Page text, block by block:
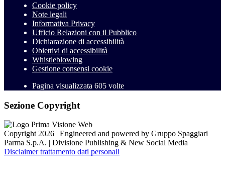
Cookie policy
Note legali
Informativa Privacy
Ufficio Relazioni con il Pubblico
Dichiarazione di accessibilità
Obiettivi di accessibilità
Whistleblowing
Gestione consensi cookie
Pagina visualizzata 605 volte
Sezione Copyright
Copyright 2026 | Engineered and powered by Gruppo Spaggiari
Parma S.p.A. | Divisione Publishing & New Social Media
Disclaimer trattamento dati personali